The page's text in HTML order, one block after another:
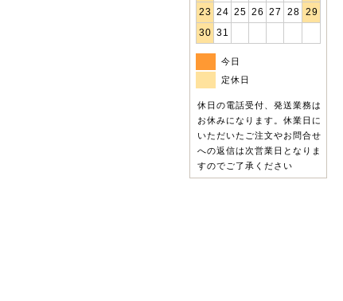
23 24 25 26 27 28 29
30 31
今日
定休日
休日の電話受付、発送業務は
お休みになります。休業日に
いただいたご注文やお問合せ
への返信は次営業日となりま
すのでご了承ください